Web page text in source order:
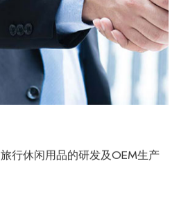
行休闲用品的研发及OEM生产